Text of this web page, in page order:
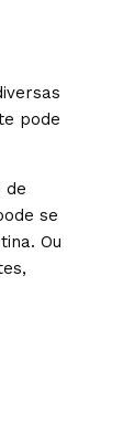
pode
de
se
Ou